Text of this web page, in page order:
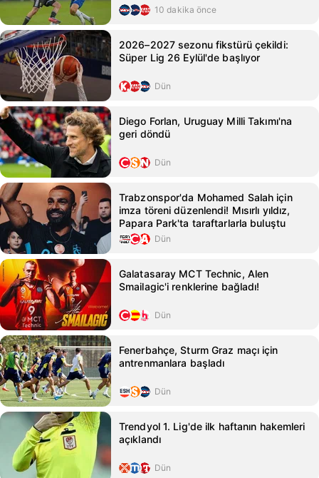
10 dakika önce
2026–2027 sezonu fikstürü çekildi:
Süper Lig 26 Eylül'de başlıyor
Dün
Diego Forlan, Uruguay Milli Takımı'na
geri döndü
Dün
Trabzonspor'da Mohamed Salah için
imza töreni düzenlendi! Mısırlı yıldız,
Papara Park'ta taraftarlarla buluştu
Dün
Galatasaray MCT Technic, Alen
Smailagic'i renklerine bağladı!
Dün
Fenerbahçe, Sturm Graz maçı için
antrenmanlara başladı
Dün
Trendyol 1. Lig'de ilk haftanın hakemleri
açıklandı
Dün